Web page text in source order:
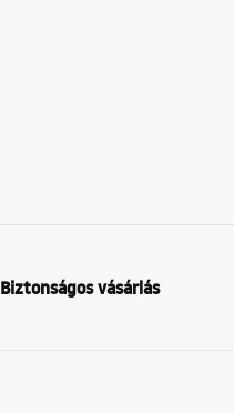
Biztonságos vásárlás